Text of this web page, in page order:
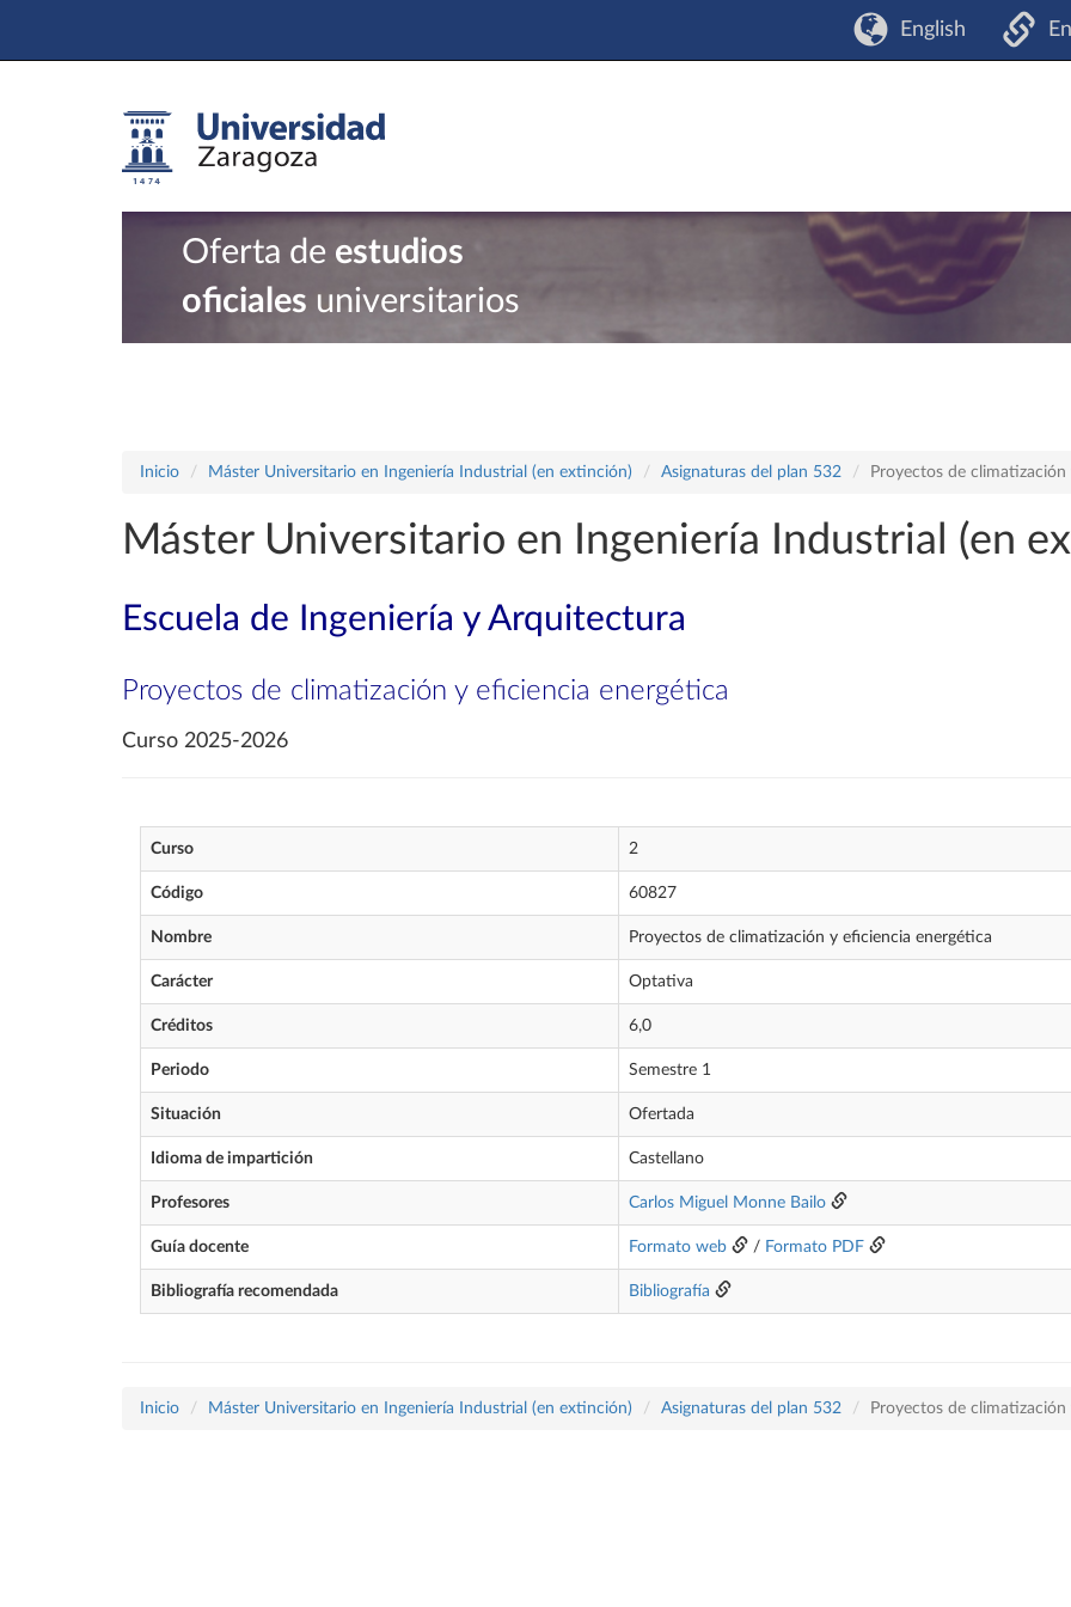
English
Oferta de estudios
oficiales universitarios
Inicio Máster Universitario en Ingeniería Industrial (en extinción) Asignaturas del plan 532 Proyectos de
Máster Universitario en Ingeniería Industrial (en
Escuela de Ingeniería y Arquitectura
Proyectos de climatización y eficiencia energética
Curso 2025-2026
Curso 2
Código 60827
Nombre Proyectos de climatización y eficiencia energética
Carácter Optativa
Créditos 6,0
Periodo Semestre 1
Situación Ofertada
Idioma de impartición Castellano
Profesores Carlos Miguel Monne Bailo
Guía docente Formato web / Formato PDF
Bibliografía recomendada Bibliografía
Inicio Máster Universitario en Ingeniería Industrial (en extinción) Asignaturas del plan 532 Proyectos de